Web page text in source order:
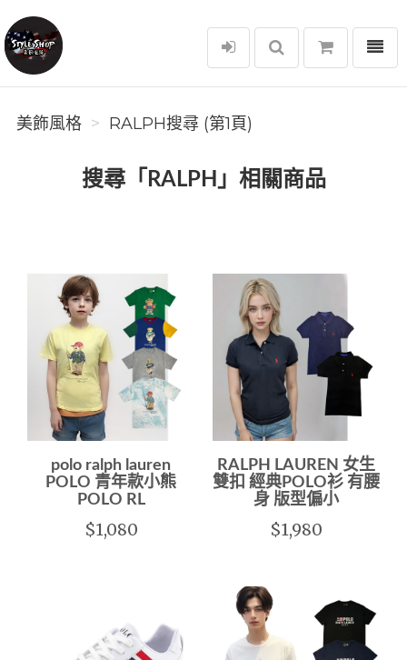
美飾風格
選單
美飾風格 RALPH搜尋 (第1頁)
搜尋「RALPH」相關商品
polo ralph lauren
POLO 青年款小熊
POLO RL
$1,080
RALPH LAUREN 女生
雙扣 經典POLO衫 有腰
身 版型偏小
$1,980